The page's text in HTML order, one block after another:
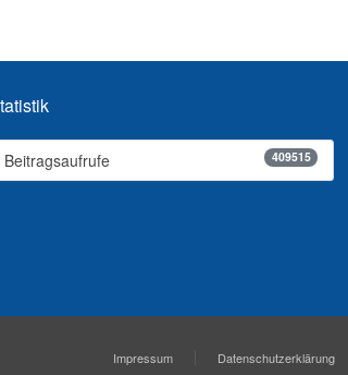
Beitragsaufrufe 409515
Impressum Datenschutzerklärung